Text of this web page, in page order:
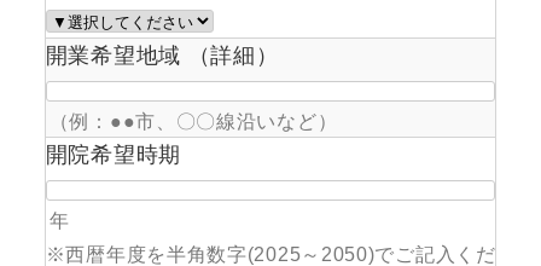
開業希望地域 （詳細）
（例：●●市、〇〇線沿いなど）
開院希望時期
年
※西暦年度を半角数字(2025～2050)でご記入くだ